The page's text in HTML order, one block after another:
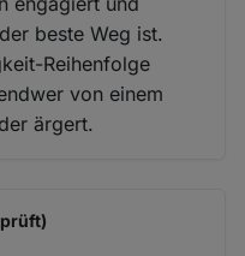
beste Weg ist.
Reihenfolge
von einem
ärgert.